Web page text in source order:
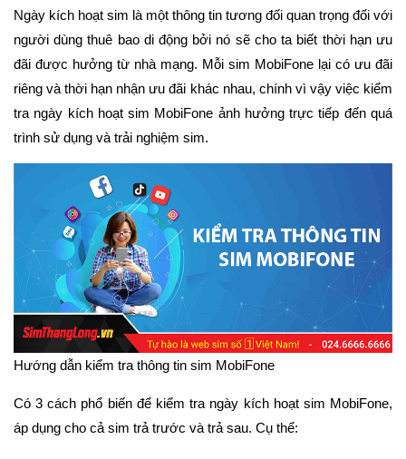
Ngày kích hoạt sim là một thông tin tương đối quan trọng đối với
người dùng thuê bao di động bởi nó sẽ cho ta biết thời hạn ưu
đãi được hưởng từ nhà mạng. Mỗi sim MobiFone lại có ưu đãi
riêng và thời hạn nhận ưu đãi khác nhau, chính vì vậy việc kiểm
tra ngày kích hoạt sim MobiFone ảnh hưởng trực tiếp đến quá
trình sử dụng và trải nghiệm sim.
Hướng dẫn kiểm tra thông tin sim MobiFone
Có 3 cách phổ biến để kiểm tra ngày kích hoạt sim MobiFone,
áp dụng cho cả sim trả trước và trả sau. Cụ thể: